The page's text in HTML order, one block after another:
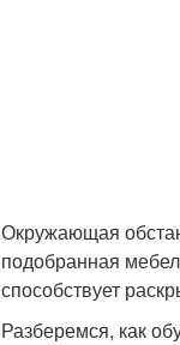
Окружающая
подобранная
способствует
Разберемся, как